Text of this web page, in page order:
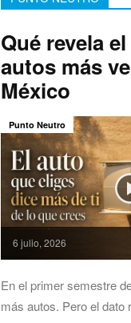
Qué revela
autos más
México
6 julio, 2026
Punto Neutro
En el primer semestre
más autos. Pero el dato